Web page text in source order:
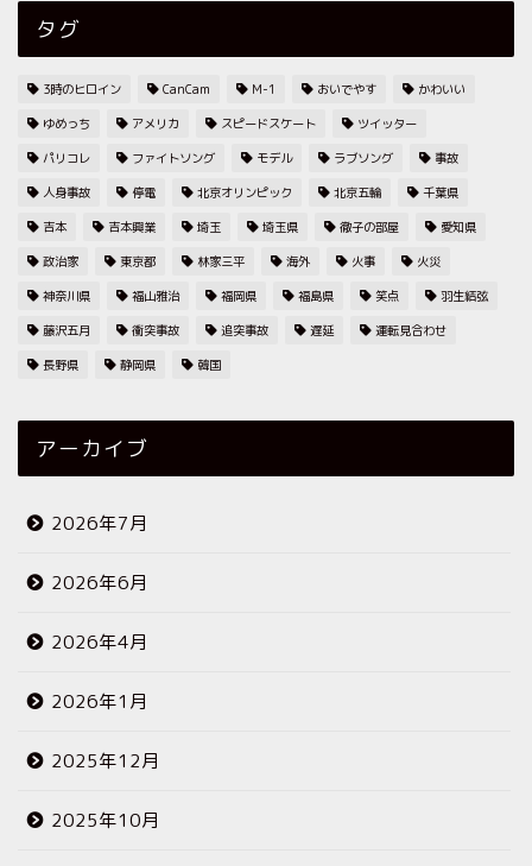
タグ
3時のヒロイン CanCam M-1 おいでやす かわいい
ゆめっち アメリカ スピードスケート ツイッター
パリコレ ファイトソング モデル ラブソング 事故
人身事故 停電 北京オリンピック 北京五輪 千葉県
吉本 吉本興業 埼玉 埼玉県 徹子の部屋 愛知県
政治家 東京都 林家三平 海外 火事 火災
神奈川県 福山雅治 福岡県 福島県 笑点 羽生結弦
藤沢五月 衝突事故 追突事故 遅延 運転見合わせ
長野県 静岡県 韓国
アーカイブ
2026年7月
2026年6月
2026年4月
2026年1月
2025年12月
2025年10月